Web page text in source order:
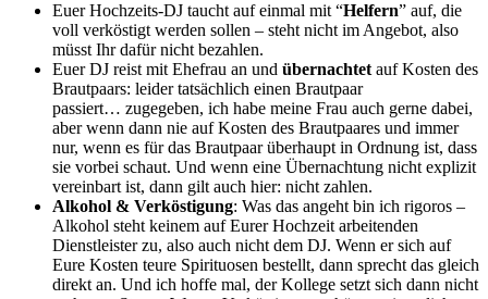
Euer Hochzeits-DJ taucht auf einmal mit “Helfern” auf, die
voll verköstigt werden sollen – steht nicht im Angebot, also
müsst Ihr dafür nicht bezahlen.
Euer DJ reist mit Ehefrau an und übernachtet auf Kosten des
Brautpaars: leider tatsächlich einen Brautpaar
passiert… zugegeben, ich habe meine Frau auch gerne dabei,
aber wenn dann nie auf Kosten des Brautpaares und immer
nur, wenn es für das Brautpaar überhaupt in Ordnung ist, dass
sie vorbei schaut. Und wenn eine Übernachtung nicht explizit
vereinbart ist, dann gilt auch hier: nicht zahlen.
Alkohol & Verköstigung: Was das angeht bin ich rigoros –
Alkohol steht keinem auf Eurer Hochzeit arbeitenden
Dienstleister zu, also auch nicht dem DJ. Wenn er sich auf
Eure Kosten teure Spirituosen bestellt, dann sprecht das gleich
direkt an. Und ich hoffe mal, der Kollege setzt sich dann nicht